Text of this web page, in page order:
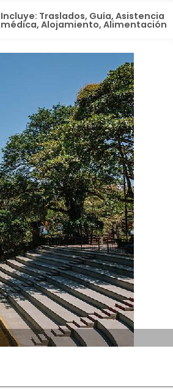
Incluye: Traslados, Guía, Asistencia
médica, Alojamiento, Alimentación